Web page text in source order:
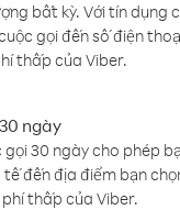
bất kỳ. Với tín dụng
gọi đến số điện
thấp của Viber.
ngày
gọi 30 ngày cho phép
đến địa điểm bạn
thấp của Viber.